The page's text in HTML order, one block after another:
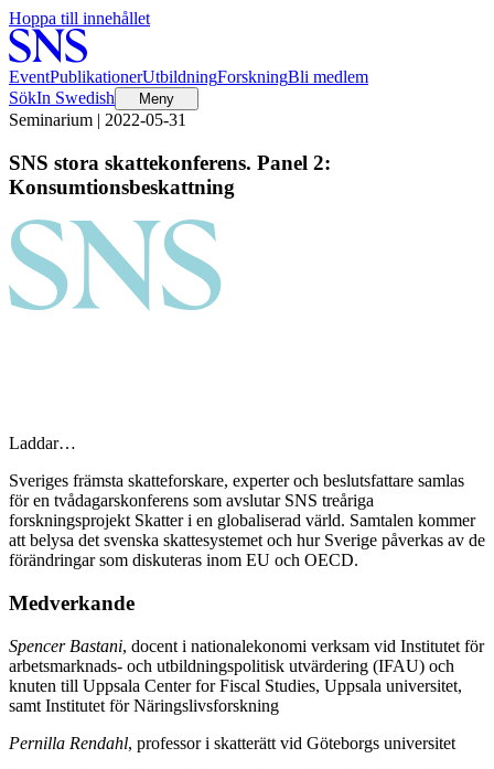
Hoppa till innehållet
EventPublikationerUtbildningForskningBli medlem
SökIn Swedish Meny
Seminarium | 2022-05-31
SNS stora skattekonferens. Panel 2:
Konsumtionsbeskattning
Laddar…
Sveriges främsta skatteforskare, experter och beslutsfattare samlas
för en tvådagarskonferens som avslutar SNS treåriga
forskningsprojekt Skatter i en globaliserad värld. Samtalen kommer
att belysa det svenska skattesystemet och hur Sverige påverkas av de
förändringar som diskuteras inom EU och OECD.
Medverkande
Spencer Bastani, docent i nationalekonomi verksam vid Institutet för
arbetsmarknads- och utbildningspolitisk utvärdering (IFAU) och
knuten till Uppsala Center for Fiscal Studies, Uppsala universitet,
samt Institutet för Näringslivsforskning
Pernilla Rendahl, professor i skatterätt vid Göteborgs universitet